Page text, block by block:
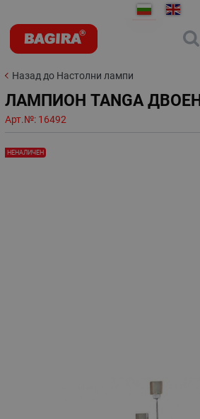
Назад до Настолни лампи
ЛАМПИОН TANGA
Арт.№: 16492
НЕНАЛИЧЕН